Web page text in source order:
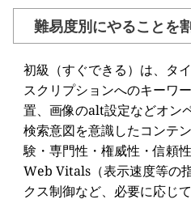
難易度別にやることを
初級（すぐできる）は、タ
スクリプションへのキーワ
置、画像のalt設定などオン
検索意図を意識したコンテ
験・専門性・権威性・信頼
Web Vitals（表示速度等の
クス制御など、必要に応じ